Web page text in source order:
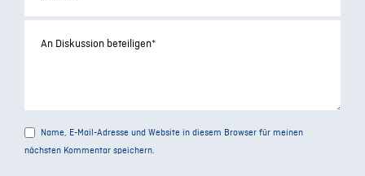
Name, E-Mail-Adresse und Website in diesem Browser für meinen
nächsten Kommentar speichern.